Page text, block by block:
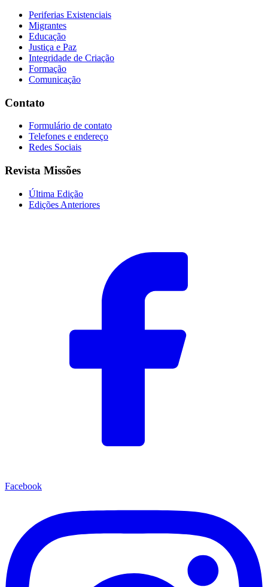
Periferias Existenciais
Migrantes
Educação
Justiça e Paz
Integridade de Criação
Formação
Comunicação
Contato
Formulário de contato
Telefones e endereço
Redes Sociais
Revista Missões
Última Edição
Edições Anteriores
Facebook